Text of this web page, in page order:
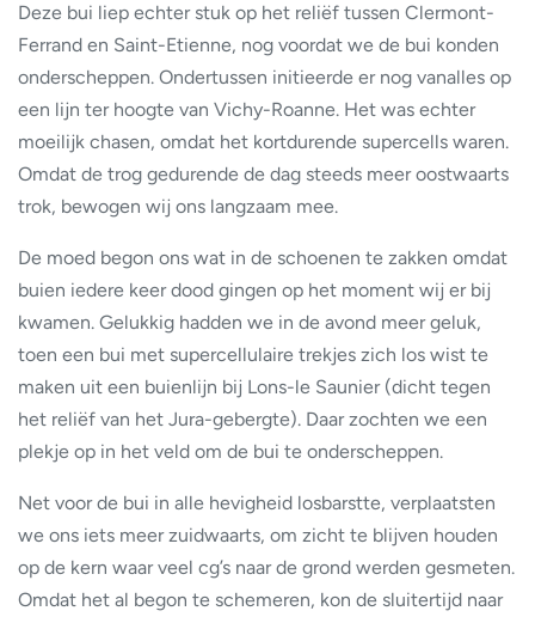
Deze bui liep echter stuk op het reliëf tussen Clermont-
Ferrand en Saint-Etienne, nog voordat we de bui konden
onderscheppen. Ondertussen initieerde er nog vanalles op
een lijn ter hoogte van Vichy-Roanne. Het was echter
moeilijk chasen, omdat het kortdurende supercells waren.
Omdat de trog gedurende de dag steeds meer oostwaarts
trok, bewogen wij ons langzaam mee.
De moed begon ons wat in de schoenen te zakken omdat
buien iedere keer dood gingen op het moment wij er bij
kwamen. Gelukkig hadden we in de avond meer geluk,
toen een bui met supercellulaire trekjes zich los wist te
maken uit een buienlijn bij Lons-le Saunier (dicht tegen
het reliëf van het Jura-gebergte). Daar zochten we een
plekje op in het veld om de bui te onderscheppen.
Net voor de bui in alle hevigheid losbarstte, verplaatsten
we ons iets meer zuidwaarts, om zicht te blijven houden
op de kern waar veel cg’s naar de grond werden gesmeten.
Omdat het al begon te schemeren, kon de sluitertijd naar